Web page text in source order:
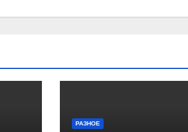
РАЗНОЕ